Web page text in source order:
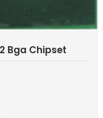
Bga Chipset